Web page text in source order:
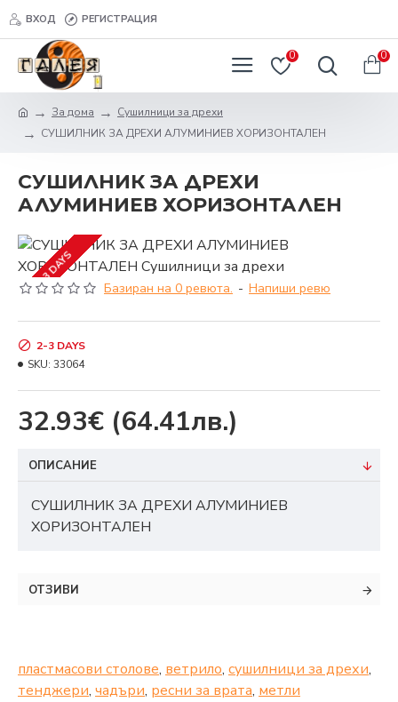
ВХОД РЕГИСТРАЦИЯ
0 0
За дома
Сушилници за дрехи
СУШИЛНИК ЗА ДРЕХИ АЛУМИНИЕВ ХОРИЗОНТАЛЕН
СУШИЛНИК ЗА ДРЕХИ
АЛУМИНИЕВ ХОРИЗОНТАЛЕН
2-3 DAYS Базиран на 0 ревюта. - Напиши ревю
32.93€ (64.41лв.)
2-3 DAYS
SKU: 33064
ОПИСАНИЕ
СУШИЛНИК ЗА ДРЕХИ АЛУМИНИЕВ
ХОРИЗОНТАЛЕН
ОТЗИВИ
пластмасови столове, ветрило, сушилници за дрехи,
тенджери, чадъри, ресни за врата, метли